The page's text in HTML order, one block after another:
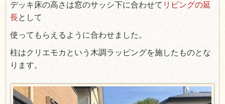
デッキ床の高さは窓のサッシ下に合わせて リビングの延
長として
使ってもらえるように合わせました。
柱はクリエモカという木調ラッピングを施したものとな
ります。